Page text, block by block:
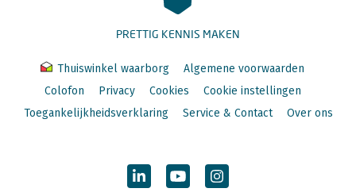
PRETTIG KENNIS MAKEN
Thuiswinkel waarborg
Algemene voorwaarden
Colofon
Privacy Cookies
Cookie instellingen
Toegankelijkheidsverklaring
Service & Contact Over ons